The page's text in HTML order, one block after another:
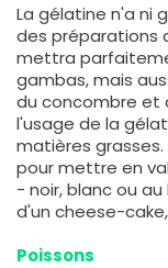
La gélatine n'a ni
des préparations
mettra
gambas, mais
du concombre et
l'usage de la
matières
pour mettre en
- noir, blanc ou
d'un cheese-
Poissons